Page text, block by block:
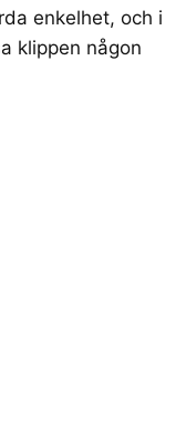
enkelhet, och i
klippen någon